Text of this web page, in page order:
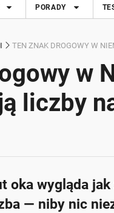
PORADY
TEN ZNAK DROGOWY W
w
liczby
zawierać błędy.
w Niemczech z
oka wygląda
— niby nic